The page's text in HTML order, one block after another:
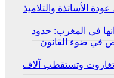
الأساتذة والتلاميذ
في المغرب: حدود
في ضوء القانون
وتستقطب آلاف